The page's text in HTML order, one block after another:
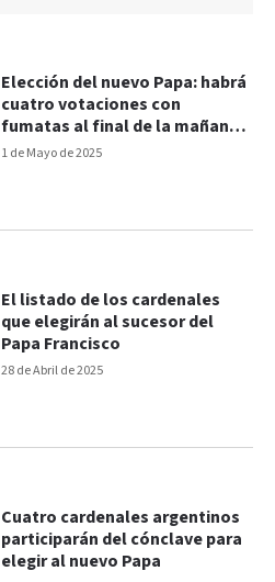
1 de Mayo de 2025
Elección del nuevo Papa: habrá
cuatro votaciones con
fumatas al final de la mañana y
la tarde
28 de Abril de 2025
El listado de los cardenales
que elegirán al sucesor del
Papa Francisco
Cuatro cardenales argentinos
participarán del cónclave para
elegir al nuevo Papa